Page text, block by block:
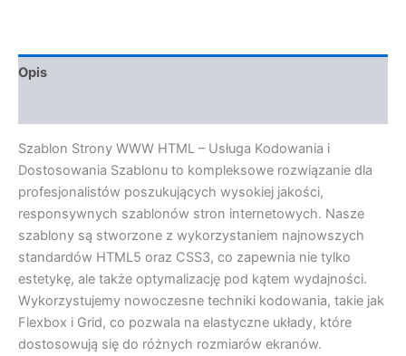
Opis
Szablon Strony WWW HTML – Usługa Kodowania i
Dostosowania Szablonu to kompleksowe rozwiązanie dla
profesjonalistów poszukujących wysokiej jakości,
responsywnych szablonów stron internetowych. Nasze
szablony są stworzone z wykorzystaniem najnowszych
standardów HTML5 oraz CSS3, co zapewnia nie tylko
estetykę, ale także optymalizację pod kątem wydajności.
Wykorzystujemy nowoczesne techniki kodowania, takie jak
Flexbox i Grid, co pozwala na elastyczne układy, które
dostosowują się do różnych rozmiarów ekranów.